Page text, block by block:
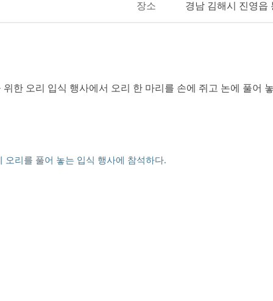
장소 경남 김해시 진영읍
한 오리 입식 행사에서 오리 한 마리를 손에 쥐고 논에 풀어
오리를 풀어 놓는 입식 행사에 참석하다.